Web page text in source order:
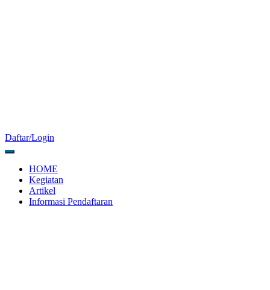
Daftar/Login
HOME
Kegiatan
Artikel
Informasi Pendaftaran